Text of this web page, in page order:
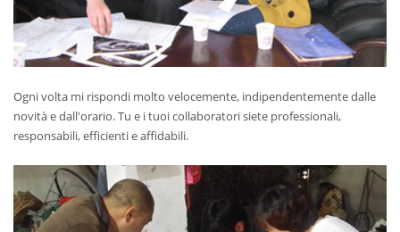
Ogni volta mi rispondi molto velocemente, indipendentemente dalle
novità e dall'orario. Tu e i tuoi collaboratori siete professionali,
responsabili, efficienti e affidabili.